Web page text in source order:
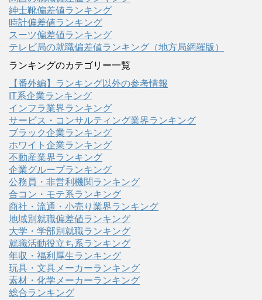
紳士靴偏差値ランキング
時計偏差値ランキング
スーツ偏差値ランキング
テレビ局の就職偏差値ランキング（地方局網羅版）
ランキングのカテゴリー一覧
【番外編】ランキング以外の参考情報
IT系企業ランキング
インフラ業界ランキング
サービス・コンサルティング業界ランキング
ブラック企業ランキング
ホワイト企業ランキング
不動産業界ランキング
企業グループランキング
公務員・非営利機関ランキング
合コン・モテ系ランキング
商社・流通・小売り業界ランキング
地域別就職偏差値ランキング
大学・学部別就職ランキング
就職活動役立ち系ランキング
年収・福利厚生ランキング
玩具・文具メーカーランキング
素材・化学メーカーランキング
総合ランキング